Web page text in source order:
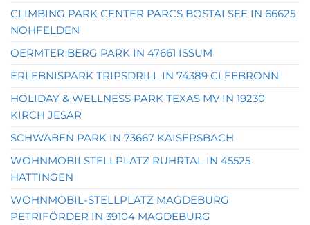
CLIMBING PARK CENTER PARCS BOSTALSEE IN 66625
NOHFELDEN
OERMTER BERG PARK IN 47661 ISSUM
ERLEBNISPARK TRIPSDRILL IN 74389 CLEEBRONN
HOLIDAY & WELLNESS PARK TEXAS MV IN 19230
KIRCH JESAR
SCHWABEN PARK IN 73667 KAISERSBACH
WOHNMOBILSTELLPLATZ RUHRTAL IN 45525
HATTINGEN
WOHNMOBIL-STELLPLATZ MAGDEBURG
PETRIFÖRDER IN 39104 MAGDEBURG